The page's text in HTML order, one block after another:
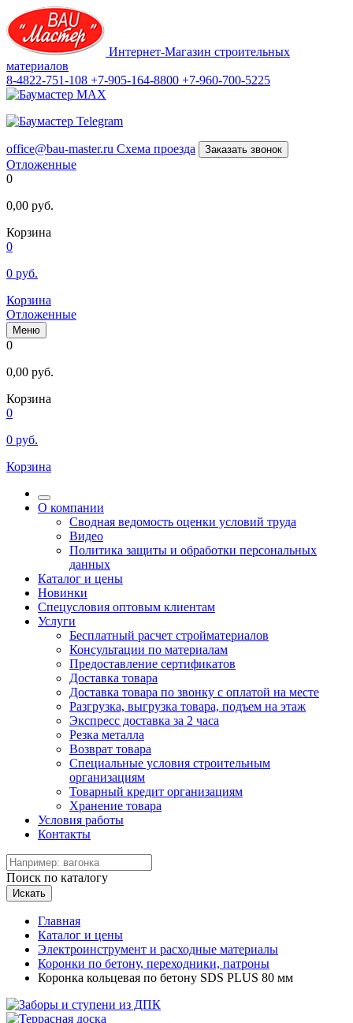
Интернет-Магазин строительных
материалов
8-4822-751-108 +7-905-164-8800 +7-960-700-5225
office@bau-master.ru Схема проезда Заказать звонок
Отложенные
0
0,00 руб.
Корзина
0
0 руб.
Корзина
Отложенные
Меню
0
0,00 руб.
Корзина
0
0 руб.
Корзина
О компании
Сводная ведомость оценки условий труда
Видео
Политика защиты и обработки персональных
данных
Каталог и цены
Новинки
Спецусловия оптовым клиентам
Услуги
Бесплатный расчет стройматериалов
Консультации по материалам
Предоставление сертификатов
Доставка товара
Доставка товара по звонку с оплатой на месте
Разгрузка, выгрузка товара, подъем на этаж
Экспресс доставка за 2 часа
Резка металла
Возврат товара
Специальные условия строительным
организациям
Товарный кредит организациям
Хранение товара
Условия работы
Контакты
Поиск по каталогу
Искать
Главная
Каталог и цены
Электроинструмент и расходные материалы
Коронки по бетону, переходники, патроны
Коронка кольцевая по бетону SDS PLUS 80 мм